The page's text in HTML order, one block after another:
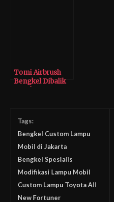
Tomi Airbrush
Bengkel Dibalik
Tags:
Bengkel Custom Lampu
Mobil di Jakarta
Bengkel Spesialis
Modifikasi Lampu Mobil
Custom Lampu Toyota All
New Fortuner